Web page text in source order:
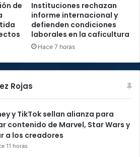
de
Instituciones rechazan
informe internacional y
defienden condiciones
laborales en la caficultura
Hace 7 horas
Rojas
y TikTok sellan alianza para
contenido de Marvel, Star Wars y
a los creadores
11 horas